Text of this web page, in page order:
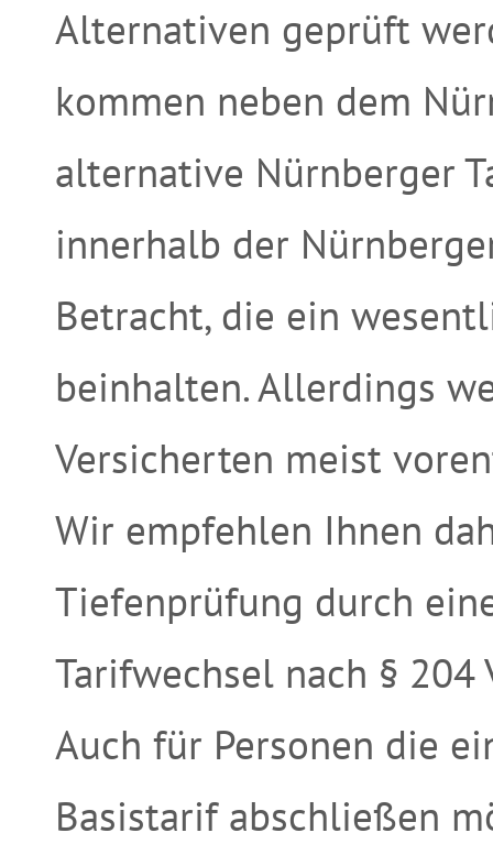
Alternativen geprüft
kommen neben dem
alternative Nürnberger
innerhalb der
Betracht, die ein
beinhalten. Allerdings
Versicherten meist
Wir empfehlen Ihnen
Tiefenprüfung durch
Tarifwechsel nach § 204
Auch für Personen die
Basistarif abschließen